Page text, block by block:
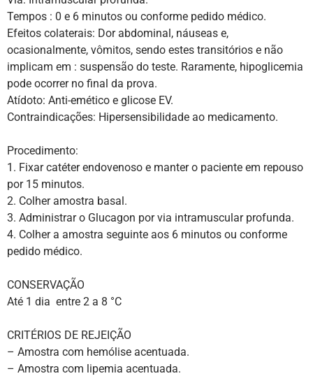
Tempos : 0 e 6 minutos ou conforme pedido médico.
Efeitos colaterais: Dor abdominal, náuseas e,
ocasionalmente, vômitos, sendo estes transitórios e não
implicam em : suspensão do teste. Raramente, hipoglicemia
pode ocorrer no final da prova.
Atídoto: Anti-emético e glicose EV.
Contraindicações: Hipersensibilidade ao medicamento.
Procedimento:
1. Fixar catéter endovenoso e manter o paciente em repouso
por 15 minutos.
2. Colher amostra basal.
3. Administrar o Glucagon por via intramuscular profunda.
4. Colher a amostra seguinte aos 6 minutos ou conforme
pedido médico.
CONSERVAÇÃO
Até 1 dia entre 2 a 8 °C
CRITÉRIOS DE REJEIÇÃO
– Amostra com hemólise acentuada.
– Amostra com lipemia acentuada.